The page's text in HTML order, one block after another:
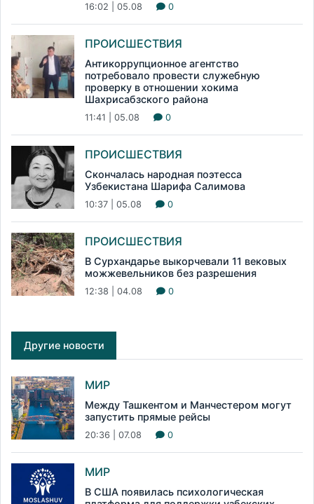
16:02 | 05.08 0
ПРОИСШЕСТВИЯ
Антикоррупционное агентство
потребовало провести служебную
проверку в отношении хокима
Шахрисабзского района
11:41 | 05.08 0
ПРОИСШЕСТВИЯ
Скончалась народная поэтесса
Узбекистана Шарифа Салимова
10:37 | 05.08 0
ПРОИСШЕСТВИЯ
В Сурхандарье выкорчевали 11 вековых
можжевельников без разрешения
12:38 | 04.08 0
Другие новости
МИР
Между Ташкентом и Манчестером могут
запустить прямые рейсы
20:36 | 07.08 0
МИР
В США появилась психологическая